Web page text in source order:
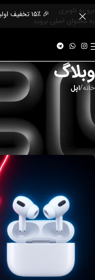
برو به ناوبری
به محتوای اصلی بروید
🎉 ۱۵٪ تخفیف اولین خرید | کد تخفیف: FIRST
وبلاگ
خانه/اپل
مبین صالحی